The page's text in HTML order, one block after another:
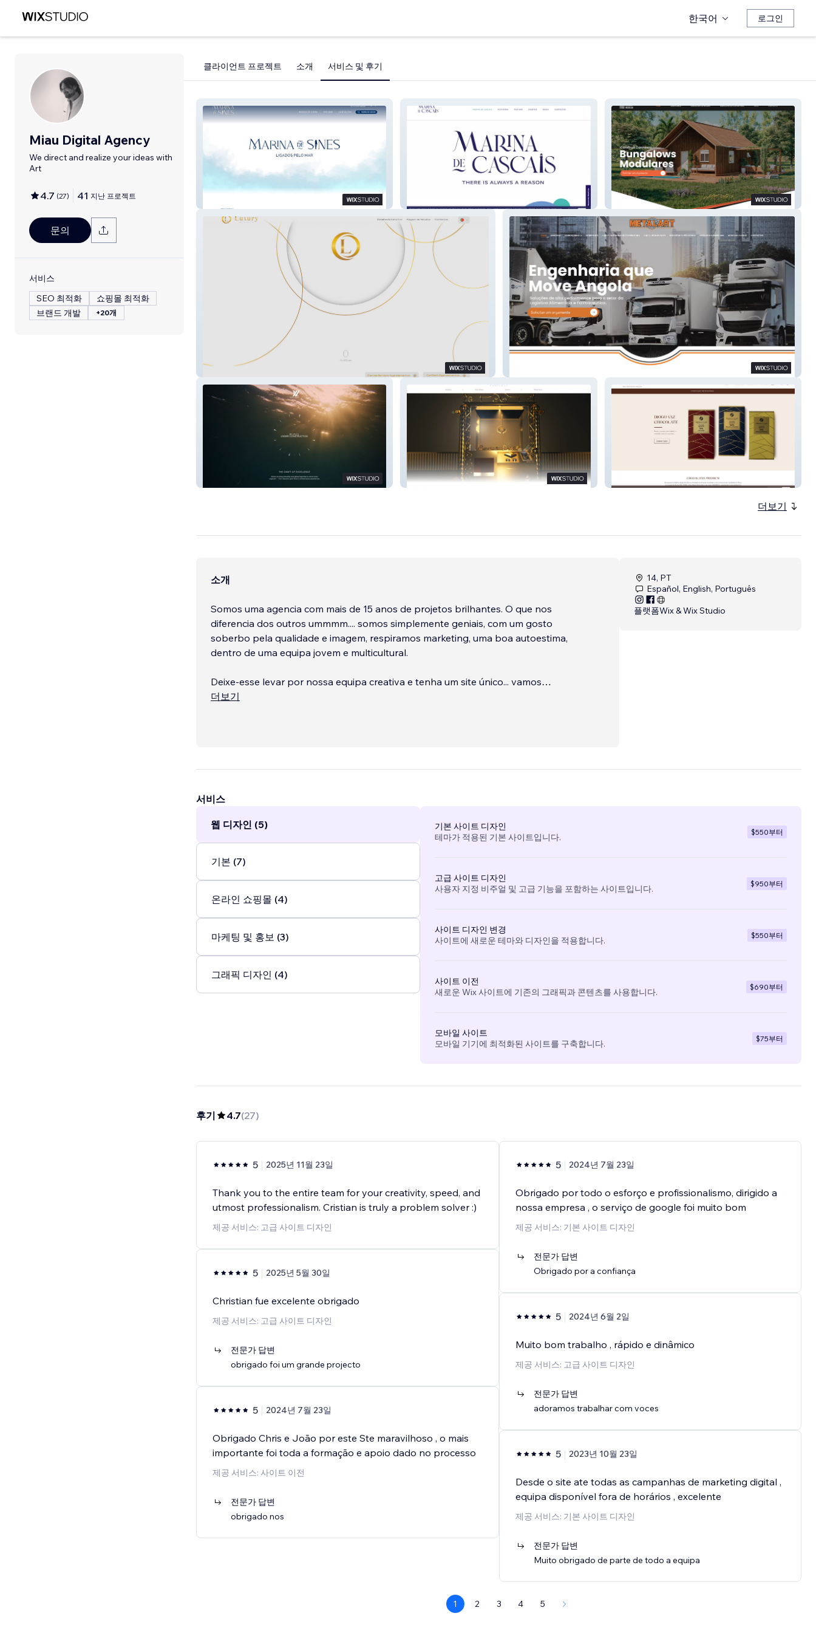
한국어 로그인
Miau Digital Agency
We direct and realize your ideas with
Art
4.7 (27) 41 지난 프로젝트
문의
서비스
SEO 최적화
쇼핑몰 최적화
브랜드 개발
+20개
클라이언트 프로젝트 소개 서비스 및 후기
Império Modular
Luxury Bussiness
YI Nautic Group Pricci EU Diogo Vaz Chocolate
더보기
소개
Somos uma agencia com mais de 15 anos de projetos brilhantes. O que nos
diferencia dos outros ummmm.... somos simplemente geniais, com um gosto
soberbo pela qualidade e imagem, respiramos marketing, uma boa autoestima,
dentro de uma equipa jovem e multicultural.
Deixe-esse levar por nossa equipa creativa e tenha um site único... vamos
더보기
14, PT
Español, English, Português
플랫폼Wix & Wix Studio
서비스
웹 디자인 (5)
기본 (7)
온라인 쇼핑몰 (4)
마케팅 및 홍보 (3)
그래픽 디자인 (4)
기본 사이트 디자인
테마가 적용된 기본 사이트입니다.
$550부터
고급 사이트 디자인
사용자 지정 비주얼 및 고급 기능을 포함하는 사이트입니다.
$950부터
사이트 디자인 변경
사이트에 새로운 테마와 디자인을 적용합니다.
$550부터
사이트 이전
새로운 Wix 사이트에 기존의 그래픽과 콘텐츠를 사용합니다.
$690부터
모바일 사이트
모바일 기기에 최적화된 사이트를 구축합니다.
$75부터
후기 4.7(27)
5 2025년 11월 23일
Thank you to the entire team for your creativity, speed, and
utmost professionalism. Cristian is truly a problem solver :)
제공 서비스: 고급 사이트 디자인
5 2025년 5월 30일
Christian fue excelente obrigado
제공 서비스: 고급 사이트 디자인
전문가 답변
obrigado foi um grande projecto
5 2024년 7월 23일
Obrigado Chris e João por este Ste maravilhoso , o mais
importante foi toda a formação e apoio dado no processo
제공 서비스: 사이트 이전
전문가 답변
obrigado nos
5 2024년 7월 23일
Obrigado por todo o esforço e profissionalismo, dirigido a
nossa empresa , o serviço de google foi muito bom
제공 서비스: 기본 사이트 디자인
전문가 답변
Obrigado por a confiança
5 2024년 6월 2일
Muito bom trabalho , rápido e dinâmico
제공 서비스: 고급 사이트 디자인
전문가 답변
adoramos trabalhar com voces
5 2023년 10월 23일
Desde o site ate todas as campanhas de marketing digital ,
equipa disponível fora de horários , excelente
제공 서비스: 기본 사이트 디자인
전문가 답변
Muito obrigado de parte de todo a equipa
1 2 3 4 5